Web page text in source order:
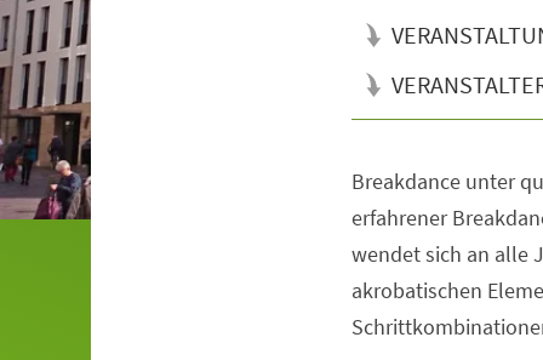
Breakdance unter
erfahrener
wendet sich an alle
akrobatischen